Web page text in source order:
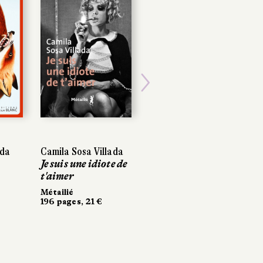
Camila Sosa Villada
Je suis une idiote de
t'aimer
Métailié
196 pages, 21 €